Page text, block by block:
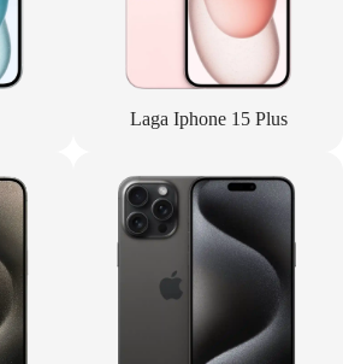
Laga Iphone 15 Plus